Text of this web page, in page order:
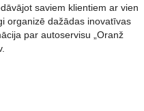
saviem klientiem ar vien
organizē dažādas inovatīvas
par autoservisu „Oranž